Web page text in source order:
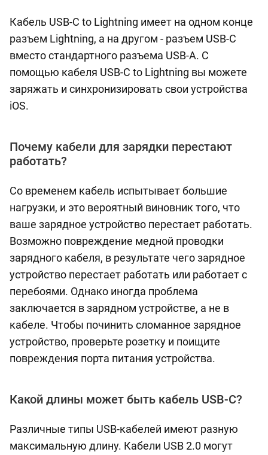
Кабель USB-C to Lightning имеет на одном конце
разъем Lightning, а на другом - разъем USB-C
вместо стандартного разъема USB-A. С
помощью кабеля USB-C to Lightning вы можете
заряжать и синхронизировать свои устройства
iOS.
Почему кабели для зарядки перестают
работать?
Со временем кабель испытывает большие
нагрузки, и это вероятный виновник того, что
ваше зарядное устройство перестает работать.
Возможно повреждение медной проводки
зарядного кабеля, в результате чего зарядное
устройство перестает работать или работает с
перебоями. Однако иногда проблема
заключается в зарядном устройстве, а не в
кабеле. Чтобы починить сломанное зарядное
устройство, проверьте розетку и поищите
повреждения порта питания устройства.
Какой длины может быть кабель USB-C?
Различные типы USB-кабелей имеют разную
максимальную длину. Кабели USB 2.0 могут